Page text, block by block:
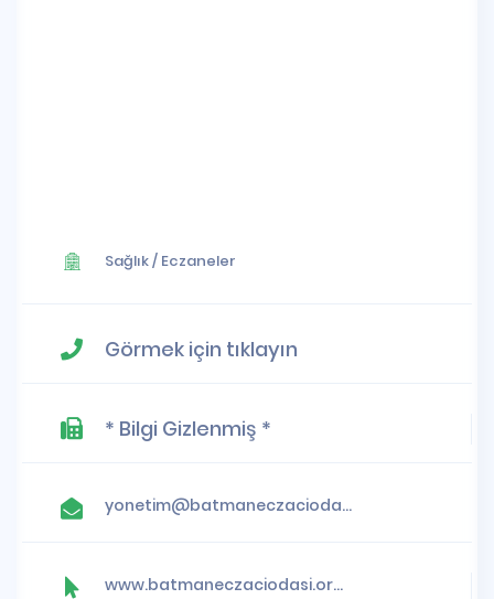
Sağlık/ Eczaneler
Görmek için tıklayın
* Bilgi Gizlenmiş *
yonetim@batmaneczaciodasi.org.tr
www.batmaneczaciodasi.org.tr